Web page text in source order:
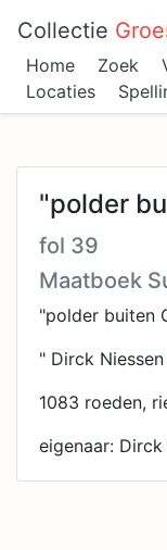
Collectie
Home Zoek
Locaties
"polder
fol 39
Maatboek
"polder buiten
" Dirck
1083 roeden,
eigenaar: Dirck